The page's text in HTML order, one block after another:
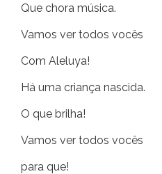
Que chora música.
Vamos ver todos vocês
Com Aleluya!
Há uma criança nascida.
O que brilha!
Vamos ver todos vocês
para que!